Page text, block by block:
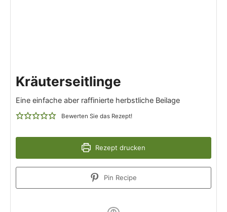
Kräuterseitlinge
Eine einfache aber raffinierte herbstliche Beilage
Bewerten Sie das Rezept!
Rezept drucken
Pin Recipe